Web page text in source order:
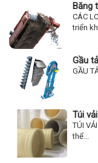
Băng
CÁC
triển
Gầu
GẦU
Túi
TÚI
thể...